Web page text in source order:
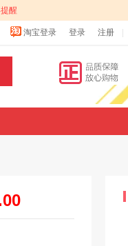
醒
淘宝登录 登录 注册